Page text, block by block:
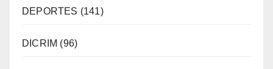
DEPORTES (141)
DICRIM (96)